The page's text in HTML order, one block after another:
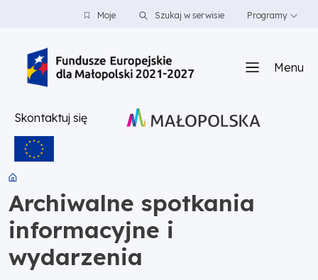
PRZEJDŹ DO TREŚCI
PRZEJDŹ DO MENUMoje Szukaj w serwisie Programy
Menu
Skontaktuj się
Archiwalne spotkania
informacyjne i
wydarzenia